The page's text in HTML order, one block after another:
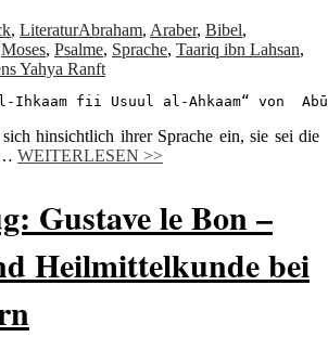
, LiteraturAbraham, Araber, Bibel,
Moses, Psalme, Sprache, Taariq ibn Lahsan,
Yahya Ranft
Ihkaam fii Usuul al-Ahkaam“ von
hinsichtlich ihrer Sprache ein, sie sei die
… WEITERLESEN >>
Gustave le Bon –
Heilmittelkunde bei